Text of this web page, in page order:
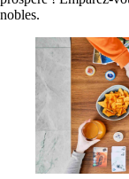
nobles.